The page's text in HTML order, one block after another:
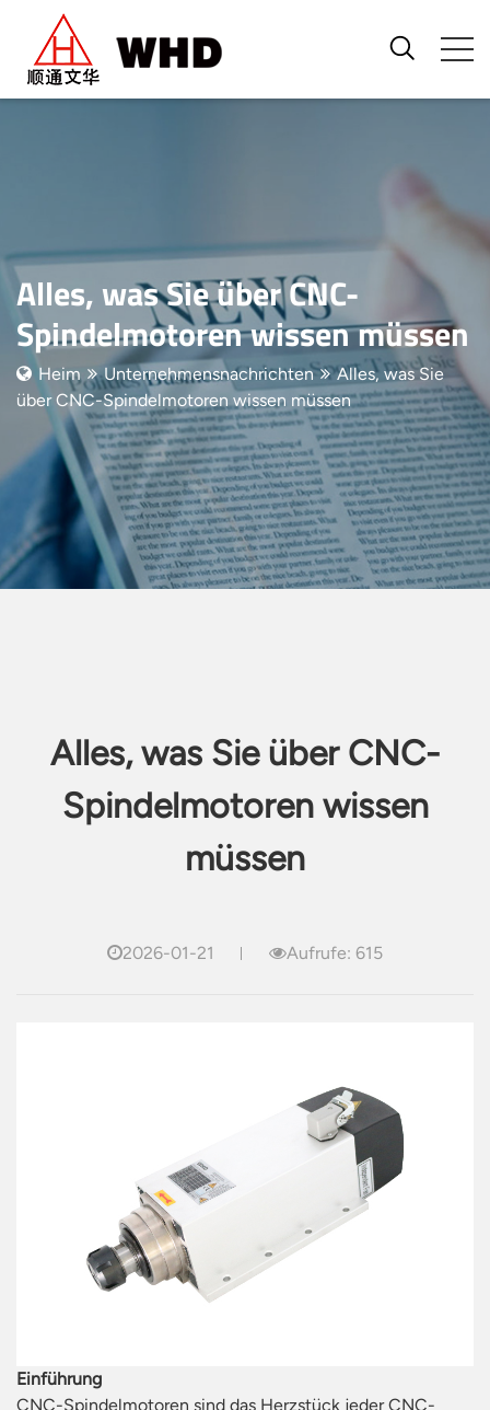
Alles, was Sie über CNC-
Spindelmotoren wissen müssen
Heim Unternehmensnachrichten
Alles, was Sie
über CNC-Spindelmotoren wissen müssen
Alles, was Sie über CNC-
Spindelmotoren wissen
müssen
2026-01-21 Aufrufe: 615
Einführung
CNC-Spindelmotoren sind das Herzstück jeder CNC-